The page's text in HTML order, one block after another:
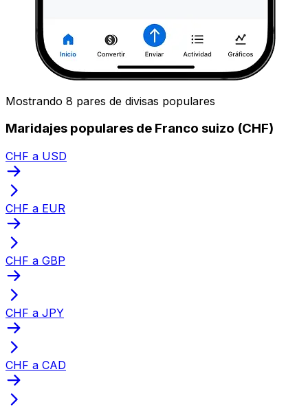
Mostrando 8 pares de divisas populares
Maridajes populares de Franco suizo (CHF)
CHF a USD
CHF a EUR
CHF a GBP
CHF a JPY
CHF a CAD